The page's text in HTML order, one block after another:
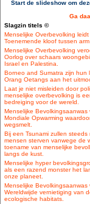
Start de slideshow om
Ga
Slagzin titels ©
Menselijke Overbevolking leidt
Toenemende kloof tussen arm
Menselijke Overbevolking
Oorlog over schaars
Israel en Palestina.
Borneo and Sumatra zijn hun
Orang Oetangs aan het
Laat je niet misleiden door
menselijke overbevolking is
bedreiging voor de wereld.
Menselijke Bevolkingsaanwas
Mondiale Opwarming
wegsmelt.
Bij een Tsunami zullen steeds
mensen sterven vanwege de
toename van menselijke
langs de kust.
Menselijke hyper
als een razend monster het
onze planeet.
Menselijke Bevolkingsaanwas
Wereldwijde vernietiging van
ecologische habitats.